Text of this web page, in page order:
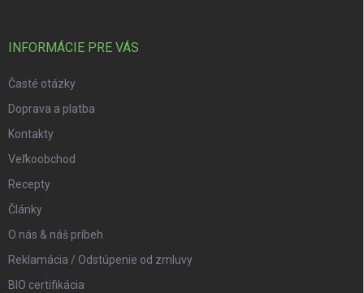
INFORMÁCIE PRE VÁS
Časté otázky
Doprava a platba
Kontakty
Veľkoobchod
Recepty
Články
O nás & náš príbeh
Reklamácia / Odstúpenie od zmluvy
BIO certifikácia